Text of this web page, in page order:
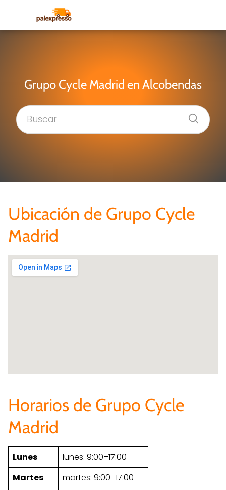
Grupo Cycle Madrid en Alcobendas
Ubicación de Grupo Cycle
Madrid
Horarios de Grupo Cycle
Madrid
Lunes
lunes: 9:00–17:00
Martes
martes: 9:00–17:00